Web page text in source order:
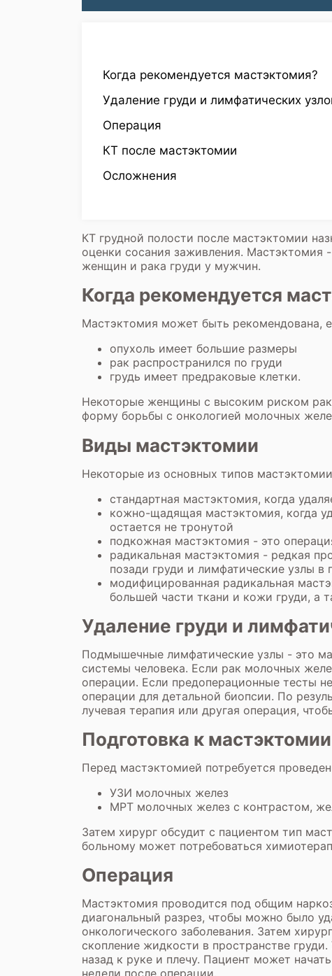
Когда рекомендуется мастэктомия?
Удаление груди и лимфатических
Операция
КТ после мастэктомии
Осложнения
КТ грудной полости после мастэктомии
оценки сосания заживления. Мастэктомия
женщин и рака груди у мужчин.
Когда рекомендуется
Мастэктомия может быть рекомендована,
опухоль имеет большие размеры
рак распространился по груди
грудь имеет предраковые клетки.
Некоторые женщины с высоким риском
форму борьбы с онкологией молочных
Виды мастэктомии
Некоторые из основных типов
стандартная мастэктомия, когда
кожно-щадящая мастэктомия, когда
остается не тронутой
подкожная мастэктомия - это
радикальная мастэктомия - редкая
позади груди и лимфатические узлы
модифицированная радикальная
большей части ткани и кожи груди, а
Удаление груди и
Подмышечные лимфатические узлы - это
системы человека. Если рак молочных
операции. Если предоперационные тесты
операции для детальной биопсии. По
лучевая терапия или другая операция,
Подготовка к мастэктомии
Перед мастэктомией потребуется
УЗИ молочных желез
МРТ молочных желез с контрастом,
Затем хирург обсудит с пациентом тип
больному может потребоваться
Операция
Мастэктомия проводится под общим
диагональный разрез, чтобы можно было
онкологического заболевания. Затем
скопление жидкости в пространстве
назад к руке и плечу. Пациент может
недели после операции.